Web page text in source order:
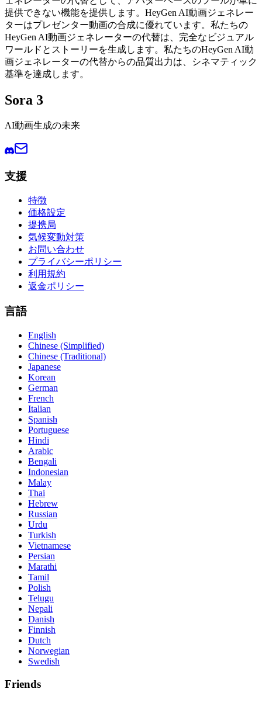
提供できない機能を提供します。HeyGen AI動画ジェネレー
ターはプレゼンター動画の合成に優れています。私たちの
HeyGen AI動画ジェネレーターの代替は、完全なビジュアル
ワールドとストーリーを生成します。私たちのHeyGen AI動
画ジェネレーターの代替からの品質出力は、シネマティック
基準を達成します。
Sora 3
AI動画生成の未来
支援
特徴
価格設定
提携局
気候変動対策
お問い合わせ
プライバシーポリシー
利用規約
返金ポリシー
言語
English
Chinese (Simplified)
Chinese (Traditional)
Japanese
Korean
German
French
Italian
Spanish
Portuguese
Hindi
Arabic
Bengali
Indonesian
Malay
Thai
Hebrew
Russian
Urdu
Turkish
Vietnamese
Persian
Marathi
Tamil
Polish
Telugu
Nepali
Danish
Finnish
Dutch
Norwegian
Swedish
Friends